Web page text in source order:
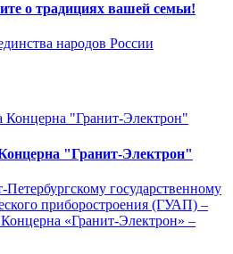
о традициях вашей семьи!
народов России
"Гранит-Электрон"
Петербургскому государственному
приборостроения (ГУАП) –
«Гранит-Электрон» –